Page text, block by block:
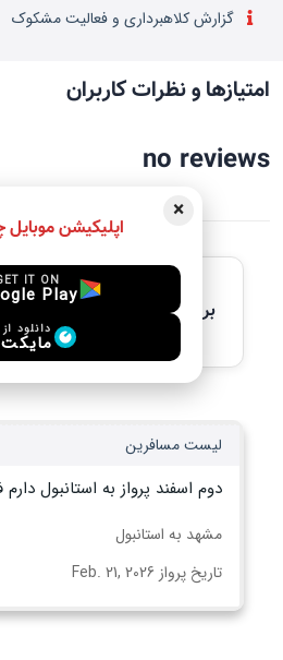
گزارش کلاهبرداری و فعالیت مشکوک
امتیازها و نظرات کاربران
no reviews
آخرین آگهی های
برای مشاهده جزئیات کامل،
انتخاب کنید
لیست مسافرین
دوم اسفند پرواز به استانبول
مشهد به استانبول
تاریخ پرواز Feb. 21, 2026
×
اپلیکیشن موبایل
IT ON
Play
دانلود از
مایکت